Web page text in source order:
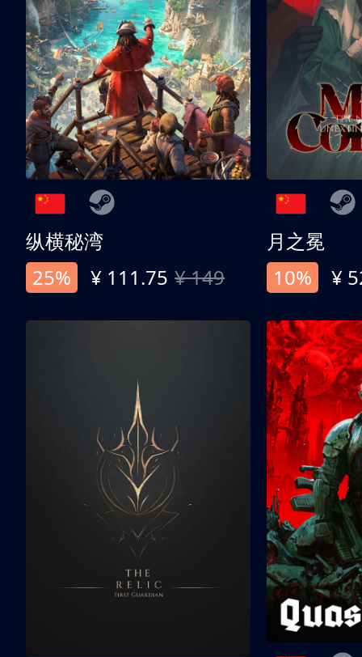
纵横秘湾
25%
¥ 111.75 ¥ 149
月之冕
10%
¥